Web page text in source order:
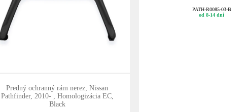
Predný ochranný rám nerez, Nissan
Pathfinder, 2010- , Homologizácia EC,
Black
PATH-R0085-03-B
od 8-14 dní